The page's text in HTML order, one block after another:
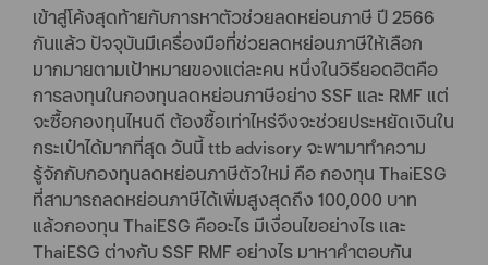
เข้าสู่โค้งสุดท้ายกับการหาตัวช่วยลดหย่อนภาษี ปี 2566
กันแล้ว ปัจจุบันมีเครื่องมือที่ช่วยลดหย่อนภาษีให้เลือก
มากมายตามเป้าหมายของแต่ละคน หนึ่งในวิธียอดฮิตคือ
การลงทุนในกองทุนลดหย่อนภาษีอย่าง SSF และ RMF แต่
จะซื้อกองทุนไหนดี ต้องซื้อเท่าไหร่จึงจะช่วยประหยัดเงินใน
กระเป๋าได้มากที่สุด วันนี้ ttb advisory จะพามาทำความ
รู้จักกับกองทุนลดหย่อนภาษีตัวใหม่ คือ กองทุน ThaiESG
ที่สามารถลดหย่อนภาษีได้เพิ่มสูงสุดถึง 100,000 บาท
แล้วกองทุน ThaiESG คืออะไร มีเงื่อนไขอย่างไร และ
ThaiESG ต่างกับ SSF RMF อย่างไร มาหาคำตอบกัน